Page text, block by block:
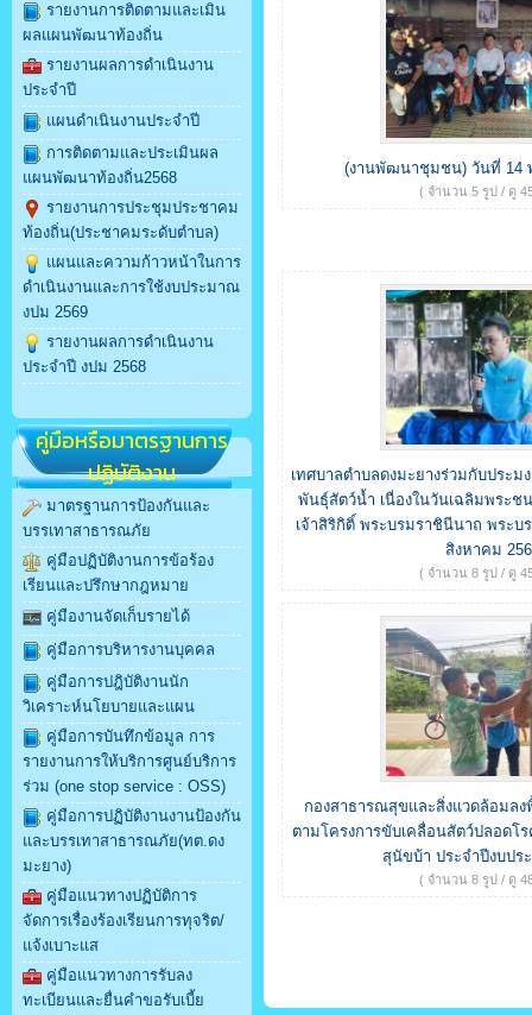
รายงานการติดตามและเมิน
ผลแผนพัฒนาท้องถิ่น
รายงานผลการดำเนินงาน
ประจำปี
แผนดำเนินงานประจำปี
การติดตามและประเมินผล
แผนพัฒนาท้องถิ่น2568
รายงานการประชุมประชาคม
ท้องถิ่น(ประชาคมระดับตำบล)
แผนและความก้าวหน้าในการ
ดำเนินงานและการใช้งบประมาณ
งปม 2569
รายงานผลการดำเนินงาน
ประจำปี งปม 2568
คู่มือหรือมาตรฐานการ
ปฏิบัติงาน
มาตรฐานการป้องกันและ
บรรเทาสาธารณภัย
คู่มือปฏิบัติงานการข้อร้อง
เรียนและปรึกษากฎหมาย
คู่มืองานจัดเก็บรายได้
คู่มือการบริหารงานบุคคล
คู่มือการปฎิบัติงานนัก
วิเคราะห์นโยบายและแผน
คู่มือการบันทึกข้อมูล การ
รายงานการให้บริการศูนย์บริการ
ร่วม (one stop service : OSS)
คู่มือการปฏิบัติงานงานป้องกัน
และบรรเทาสาธารณภัย(ทต.ดง
มะยาง)
คู่มือแนวทางปฏิบัติการ
จัดการเรื่องร้องเรียนการทุจริต/
แจ้งเบาะแส
คู่มือแนวทางการรับลง
ทะเบียนและยื่นคำขอรับเบี้ย
(งานพัฒนาชุมชน) วันที่ 14
( จำนวน 5 รูป / ดู
เทศบาลตำบลดงมะยางร่วมกับประ
พันธุ์สัตว์น้ำ เนื่องในวันเฉลิมพระช
เจ้าสิริกิติ์ พระบรมราชินีนาถ พระ
สิงหาคม
( จำนวน 8 รูป / ดู
กองสาธารณสุขและสิ่งแวดล้อมล
ตามโครงการขับเคลื่อนสัตว์ปลอด
สุนัขบ้า ประจำปีงบปร
( จำนวน 8 รูป / ดู